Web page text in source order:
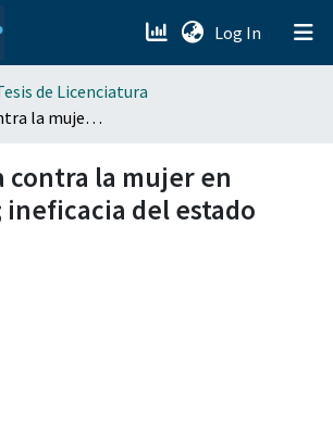
Log In (current)
de Licenciatura
La violencia contra la mujer en Guatemala; ineficacia del estado
contra la mujer en
ineficacia del estado